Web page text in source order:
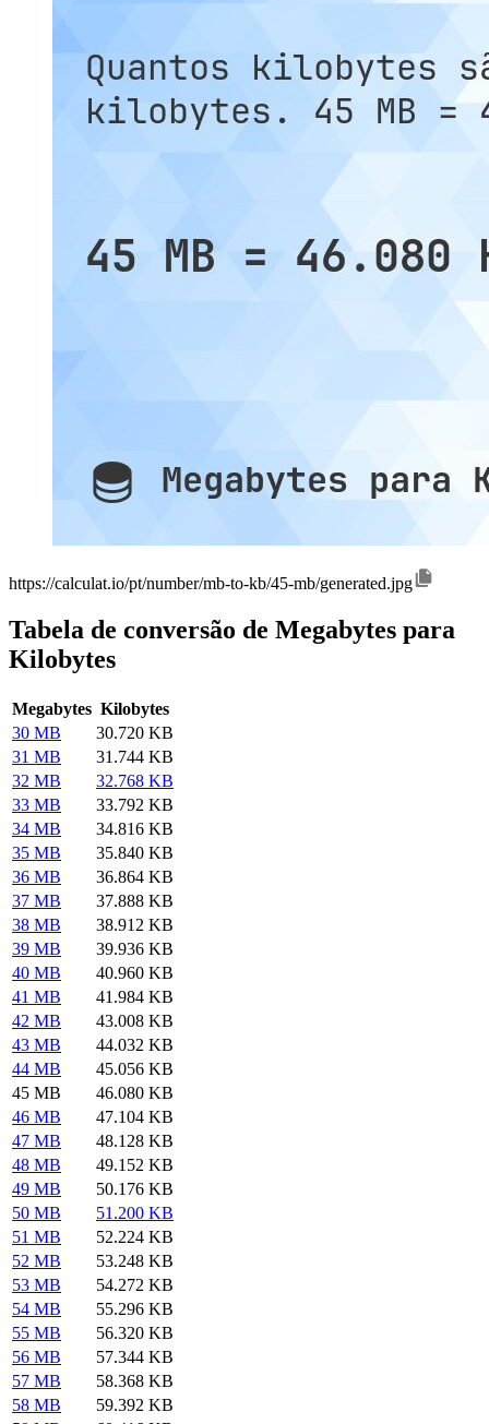
https://calculat.io/pt/number/mb-to-kb/45-mb/generated.jpg
Tabela de conversão de Megabytes para
Kilobytes
Megabytes Kilobytes
30 MB
30.720 KB
31 MB
31.744 KB
32 MB
32.768 KB
33 MB
33.792 KB
34 MB
34.816 KB
35 MB
35.840 KB
36 MB
36.864 KB
37 MB
37.888 KB
38 MB
38.912 KB
39 MB
39.936 KB
40 MB
40.960 KB
41 MB
41.984 KB
42 MB
43.008 KB
43 MB
44.032 KB
44 MB
45.056 KB
45 MB
46.080 KB
46 MB
47.104 KB
47 MB
48.128 KB
48 MB
49.152 KB
49 MB
50.176 KB
50 MB
51.200 KB
51 MB
52.224 KB
52 MB
53.248 KB
53 MB
54.272 KB
54 MB
55.296 KB
55 MB
56.320 KB
56 MB
57.344 KB
57 MB
58.368 KB
58 MB
59.392 KB